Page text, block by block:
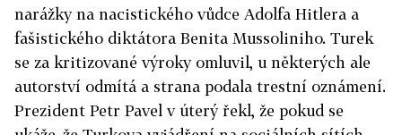
narážky na nacistického vůdce Adolfa Hitlera a
fašistického diktátora Benita Mussoliniho. Turek
se za kritizované výroky omluvil, u některých ale
autorství odmítá a strana podala trestní oznámení.
Prezident Petr Pavel v úterý řekl, že pokud se